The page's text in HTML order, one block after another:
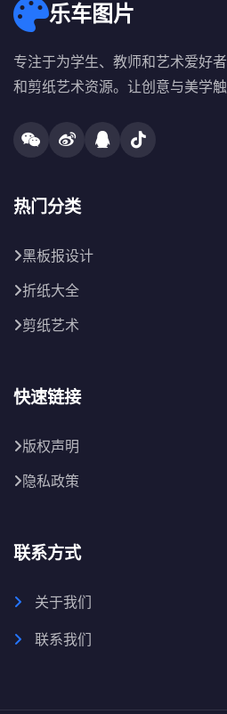
乐车图片
专注于为学生、教师和艺术爱好
和剪纸艺术资源。让创意与美学触
热门分类
黑板报设计
折纸大全
剪纸艺术
快速链接
版权声明
隐私政策
联系方式
关于我们
联系我们